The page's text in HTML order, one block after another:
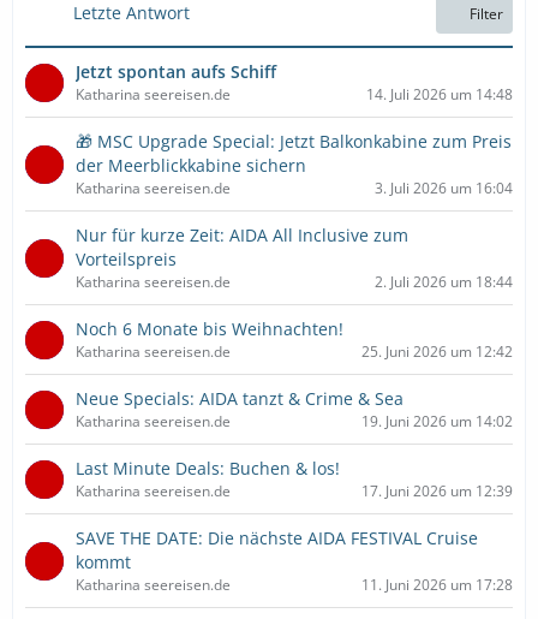
Letzte Antwort Filter
Jetzt spontan aufs Schiff
Katharina seereisen.de 14. Juli 2026 um 14:48
🎁 MSC Upgrade Special: Jetzt Balkonkabine zum Preis
der Meerblickkabine sichern
Katharina seereisen.de 3. Juli 2026 um 16:04
Nur für kurze Zeit: AIDA All Inclusive zum
Vorteilspreis
Katharina seereisen.de 2. Juli 2026 um 18:44
Noch 6 Monate bis Weihnachten!
Katharina seereisen.de 25. Juni 2026 um 12:42
Neue Specials: AIDA tanzt & Crime & Sea
Katharina seereisen.de 19. Juni 2026 um 14:02
Last Minute Deals: Buchen & los!
Katharina seereisen.de 17. Juni 2026 um 12:39
SAVE THE DATE: Die nächste AIDA FESTIVAL Cruise
kommt
Katharina seereisen.de 11. Juni 2026 um 17:28